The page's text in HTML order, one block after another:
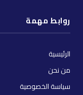
روابط مهمة
الرئيسية
من نحن
سياسة الخصوصية